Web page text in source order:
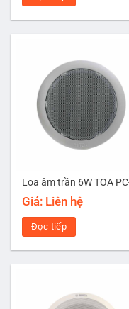
Giá: Liên hệ
Đọc tiếp